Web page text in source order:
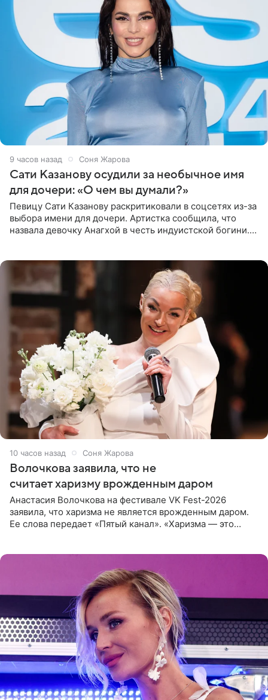
9 часов назад Соня Жарова
Сати Казанову осудили за необычное имя
для дочери: «О чем вы думали?»
Певицу Сати Казанову раскритиковали в соцсетях из-за
выбора имени для дочери. Артистка сообщила, что
назвала девочку Анагхой в честь индуистской богини.
10 часов назад Соня Жарова
Волочкова заявила, что не
считает харизму врожденным даром
Анастасия Волочкова на фестивале VK Fest-2026
заявила, что харизма не является врожденным даром.
Ее слова передает «Пятый канал». «Харизма — это